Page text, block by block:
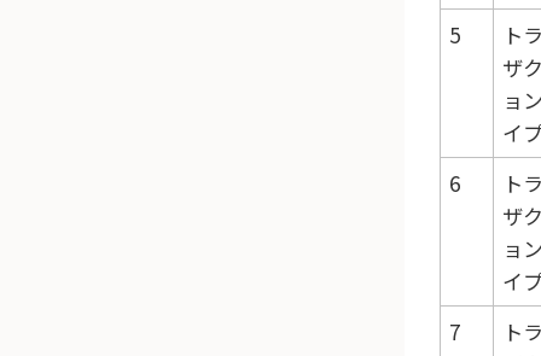
5
ト
ザ
ョ
イ
6
ト
ザ
ョ
イ
7
ト